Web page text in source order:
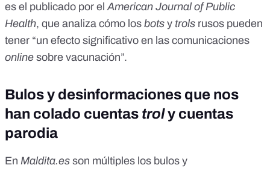
es el publicado por elAmerican Journal of Public
Health, que analiza cómo los bots y trols rusos pueden
tener “un efecto significativo en las comunicaciones
online sobre vacunación”.
Bulos y desinformaciones que nos
han colado cuentas troly cuentas
parodia
En Maldita.es son múltiples los bulos y